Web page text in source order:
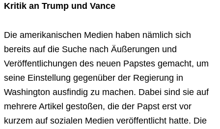
Kritik an Trump und Vance
Die amerikanischen Medien haben nämlich sich
bereits auf die Suche nach Äußerungen und
Veröffentlichungen des neuen Papstes gemacht, um
seine Einstellung gegenüber der Regierung in
Washington ausfindig zu machen. Dabei sind sie auf
mehrere Artikel gestoßen, die der Papst erst vor
kurzem auf sozialen Medien veröffentlicht hatte. Die